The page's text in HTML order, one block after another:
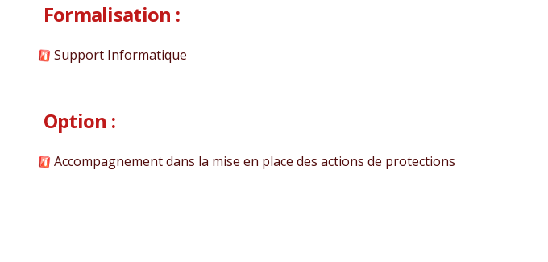
Formalisation :
Support Informatique
Option :
Accompagnement dans la mise en place des actions de protections